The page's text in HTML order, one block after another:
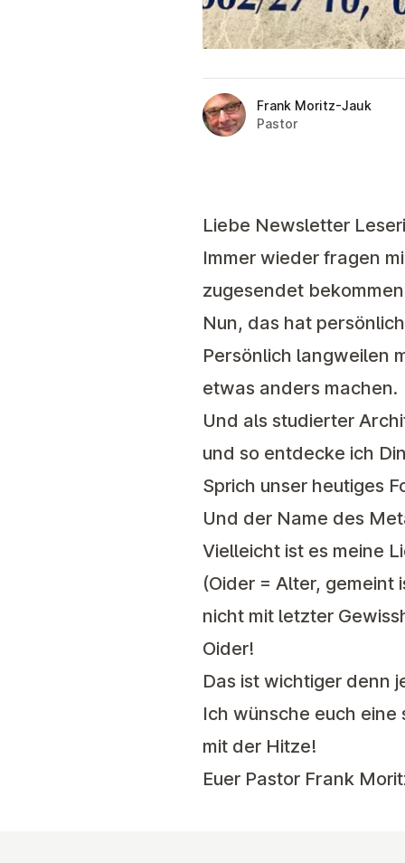
Frank Moritz-Jauk
Pastor
Liebe Newsletter
Immer wieder fragen
zugesendet
Nun, das hat
Persönlich langweilen
etwas anders machen.
Und als studierter
und so entdecke ich
Sprich unser heutiges
Und der Name des
Vielleicht ist es meine
(Oider = Alter, gemeint
nicht mit letzter
Oider!
Das ist wichtiger denn
Ich wünsche euch
mit der Hitze!
Euer Pastor Frank